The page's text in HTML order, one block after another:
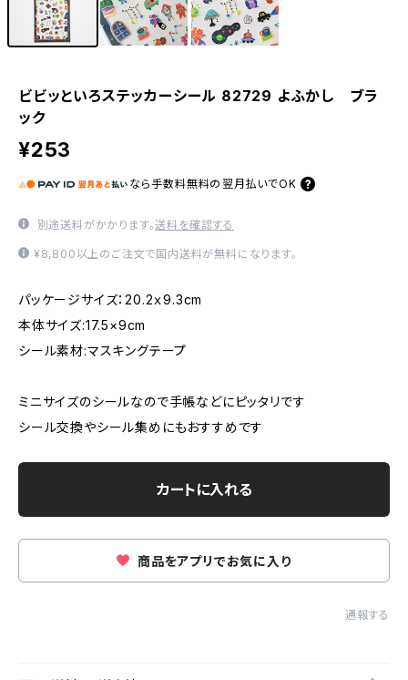
ビビッといろステッカーシール 82729 よふかし ブラ
ック
¥253
なら 手数料無料の 翌月払いでOK
別途送料がかかります。送料を確認する
¥8,800以上のご注文で国内送料が無料になります。
パッケージサイズ：20.2ｘ9.3cm
本体サイズ:17.5×9cm
シール素材:マスキングテープ
ミニサイズのシールなので手帳などにピッタリです
シール交換やシール集めにもおすすめです
カートに入れる
商品をアプリでお気に入り
通報する